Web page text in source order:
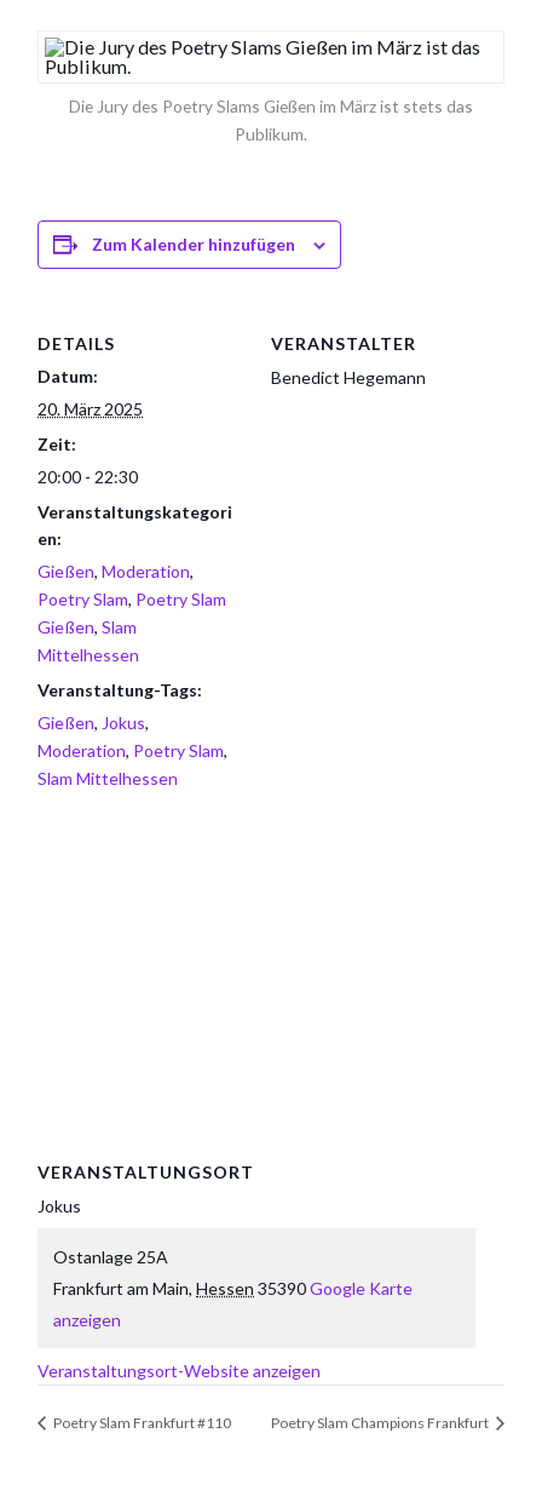
Die Jury des Poetry Slams Gießen im März ist stets das
Publikum.
Zum Kalender hinzufügen
DETAILS
Datum:
20. März 2025
Zeit:
20:00 - 22:30
Veranstaltungskategori
en:
Gießen,Moderation,
Poetry Slam, Poetry Slam
Gießen,Slam
Mittelhessen
Veranstaltung-Tags:
Gießen, Jokus,
Moderation, Poetry Slam,
Slam Mittelhessen
VERANSTALTER
Benedict Hegemann
VERANSTALTUNGSORT
Jokus
Ostanlage 25A
Frankfurt am Main, Hessen 35390Google Karte
anzeigen
Veranstaltungsort-Website anzeigen
Poetry Slam Frankfurt #110 Poetry Slam Champions Frankfurt